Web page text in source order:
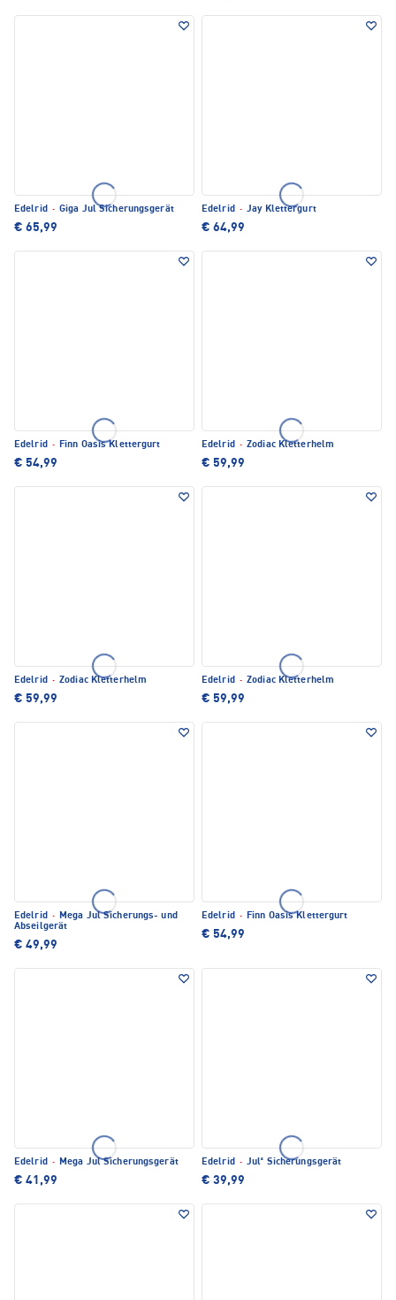
Edelrid · Giga Jul Sicherungsgerät
€ 65,99
Edelrid · Jay Klettergurt
€ 64,99
Edelrid · Finn Oasis Klettergurt
€ 54,99
Edelrid · Zodiac Kletterhelm
€ 59,99
Edelrid · Zodiac Kletterhelm
€ 59,99
Edelrid · Zodiac Kletterhelm
€ 59,99
Edelrid · Mega Jul Sicherungs- und
Abseilgerät
€ 49,99
Edelrid · Finn Oasis Klettergurt
€ 54,99
Edelrid · Mega Jul Sicherungsgerät
€ 41,99
Edelrid · Jul² Sicherungsgerät
€ 39,99